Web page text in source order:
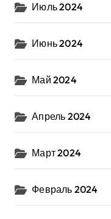
Июль 2024
Июнь 2024
Май 2024
Апрель 2024
Март 2024
Февраль 2024